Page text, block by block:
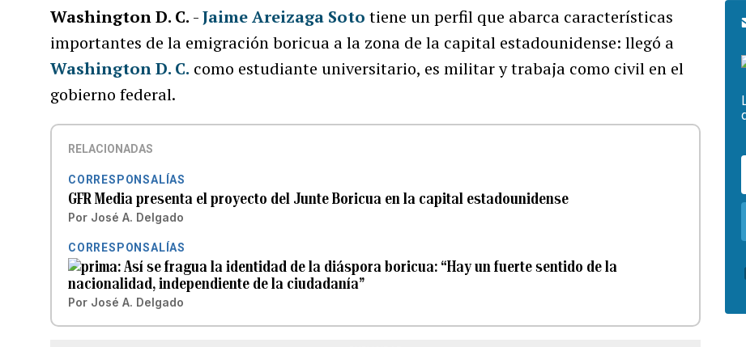
Washington D. C. -Jaime Areizaga Soto tiene un perfil que abarca características
importantes de la emigración boricua a la zona de la capital estadounidense: llegó a
Washington D. C. como estudiante universitario, es militar y trabaja como civil en el
gobierno federal.
RELACIONADAS
CORRESPONSALÍAS
GFR Media presenta el proyecto del Junte Boricua en la capital estadounidense
Por José A. Delgado
CORRESPONSALÍAS
Así se fragua la identidad de la diáspora boricua: “Hay un fuerte sentido de la
nacionalidad, independiente de la ciudadanía”
Por José A. Delgado